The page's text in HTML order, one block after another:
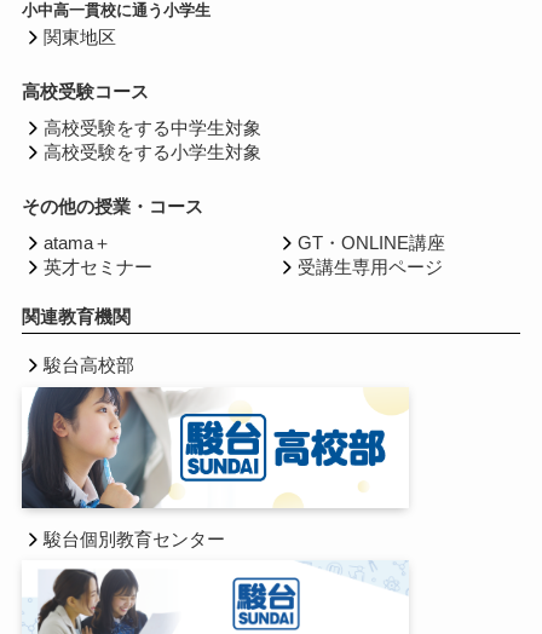
小中高一貫校に通う小学生
関東地区
高校受験コース
高校受験をする中学生対象
高校受験をする小学生対象
その他の授業・コース
atama＋
英才セミナー
GT・ONLINE講座
受講生専用ページ
関連教育機関
駿台高校部
駿台個別教育センター